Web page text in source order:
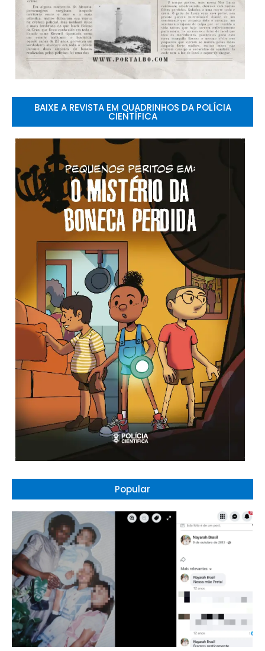
BAIXE A REVISTA EM QUADRINHOS DA POLÍCIA
CIENTÍFICA
Popular